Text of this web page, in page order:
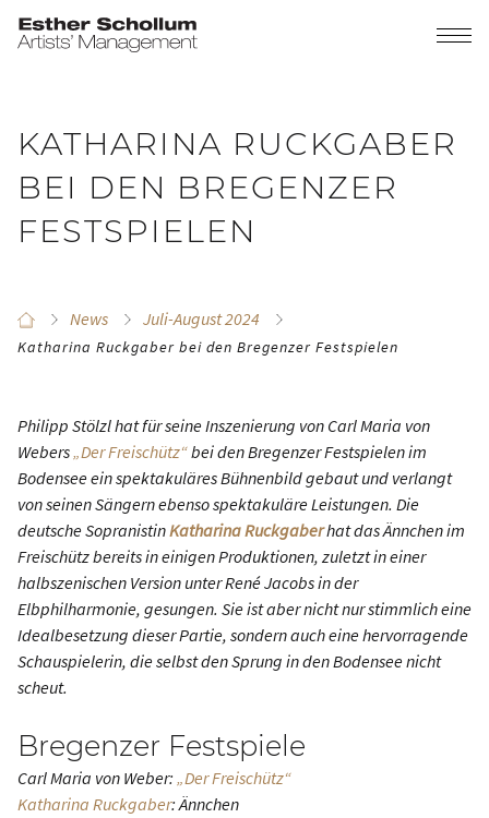
KATHARINA RUCKGABER
BEI DEN BREGENZER
FESTSPIELEN
News Juli-August 2024
Katharina Ruckgaber bei den Bregenzer Festspielen
Philipp Stölzl hat für seine Inszenierung von Carl Maria von
Webers„Der Freischütz“bei den Bregenzer Festspielen im
Bodensee ein spektakuläres Bühnenbild gebaut und verlangt
von seinen Sängern ebenso spektakuläre Leistungen. Die
deutsche SopranistinKatharina Ruckgaberhat das Ännchen im
Freischütz bereits in einigen Produktionen, zuletzt in einer
halbszenischen Version unter René Jacobs in der
Elbphilharmonie, gesungen. Sie ist aber nicht nur stimmlich eine
Idealbesetzung dieser Partie, sondern auch eine hervorragende
Schauspielerin, die selbst den Sprung in den Bodensee nicht
scheut.
Bregenzer Festspiele
Carl Maria von Weber: „Der Freischütz“
Katharina Ruckgaber: Ännchen